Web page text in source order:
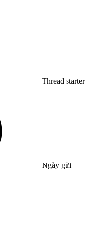
Thread starter
Ngày gửi